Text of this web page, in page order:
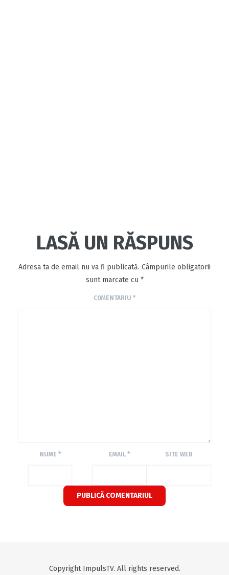
LASĂ UN RĂSPUNS
Adresa ta de email nu va fi publicată. Câmpurile obligatorii
sunt marcate cu *
COMENTARIU *
NUME * EMAIL* SITE WEB
Copyright ImpulsTV. All rights reserved.